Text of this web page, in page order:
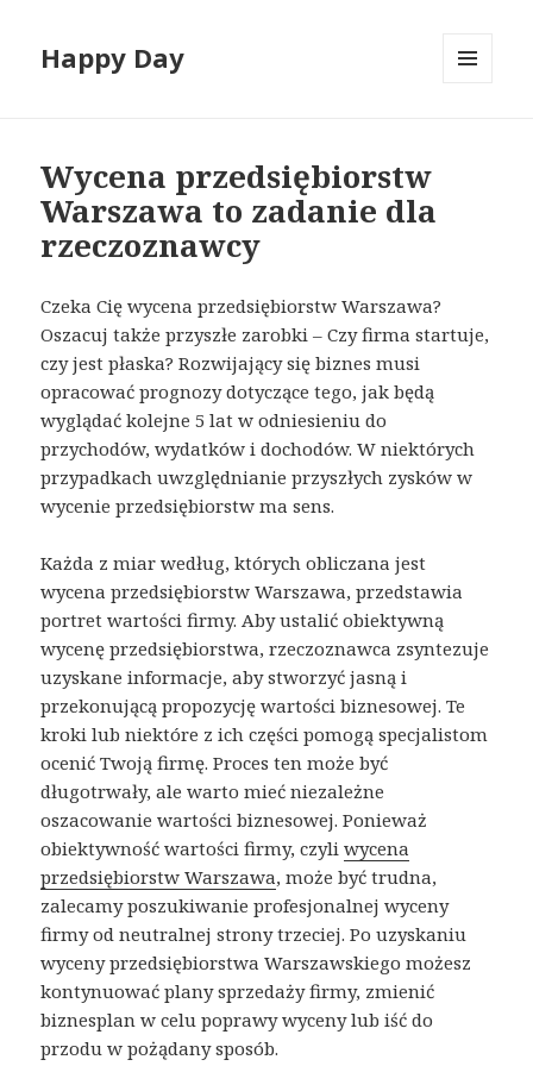
Happy Day
Wycena przedsiębiorstw
Warszawa to zadanie dla
rzeczoznawcy
Czeka Cię wycena przedsiębiorstw Warszawa?
Oszacuj także przyszłe zarobki – Czy firma startuje,
czy jest płaska? Rozwijający się biznes musi
opracować prognozy dotyczące tego, jak będą
wyglądać kolejne 5 lat w odniesieniu do
przychodów, wydatków i dochodów. W niektórych
przypadkach uwzględnianie przyszłych zysków w
wycenie przedsiębiorstw ma sens.
Każda z miar według, których obliczana jest
wycena przedsiębiorstw Warszawa, przedstawia
portret wartości firmy. Aby ustalić obiektywną
wycenę przedsiębiorstwa, rzeczoznawca zsyntezuje
uzyskane informacje, aby stworzyć jasną i
przekonującą propozycję wartości biznesowej. Te
kroki lub niektóre z ich części pomogą specjalistom
ocenić Twoją firmę. Proces ten może być
długotrwały, ale warto mieć niezależne
oszacowanie wartości biznesowej. Ponieważ
obiektywność wartości firmy, czyliwycena
przedsiębiorstw Warszawa, może być trudna,
zalecamy poszukiwanie profesjonalnej wyceny
firmy od neutralnej strony trzeciej. Po uzyskaniu
wyceny przedsiębiorstwa Warszawskiego możesz
kontynuować plany sprzedaży firmy, zmienić
biznesplan w celu poprawy wyceny lub iść do
przodu w pożądany sposób.